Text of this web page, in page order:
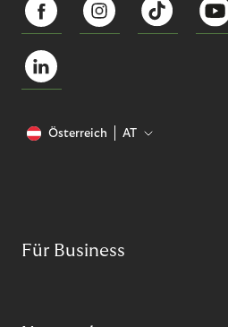
Österreich AT
Für Business